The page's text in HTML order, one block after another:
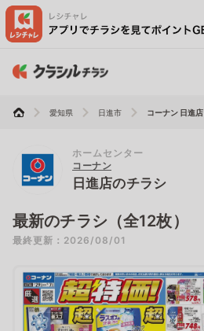
愛知県 日進市 コーナン 日進店
ホームセンター
コーナン
日進店のチラシ
最新のチラシ（全12枚）
最終更新：2026/08/01